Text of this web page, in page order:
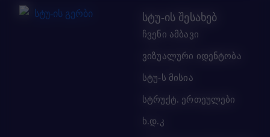
სტუ-ის შესახებ
ჩვენი ამბავი
ვიზუალური იდენტობა
სტუ-ს მისია
სტრუქტ. ერთეულები
ხ.დ.კ